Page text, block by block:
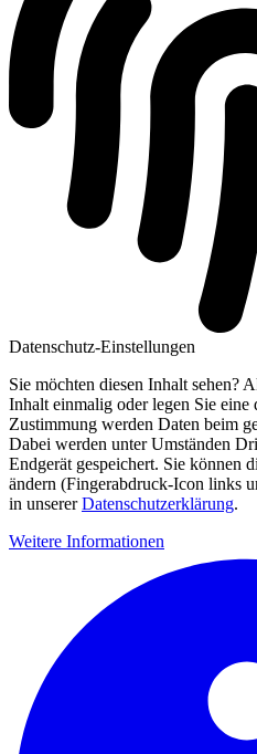
Datenschutz-Einstellungen
Sie möchten diesen Inhalt sehen?
Inhalt einmalig oder legen Sie eine
Zustimmung werden Daten beim
Dabei werden unter Umständen
Endgerät gespeichert. Sie können
ändern (Fingerabdruck-Icon links
in unsererDatenschutzerklärung.
Weitere Informationen